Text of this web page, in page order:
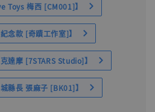
Toys 梅西 [CM001]】
念款 [奇蹟工作室]】
達摩 [7STARS Studio]】
縣長 張麻子 [BK01]】